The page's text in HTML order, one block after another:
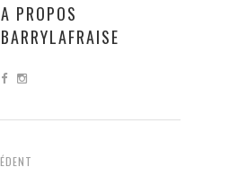
A PROPOS
BARRYLAFRAISE